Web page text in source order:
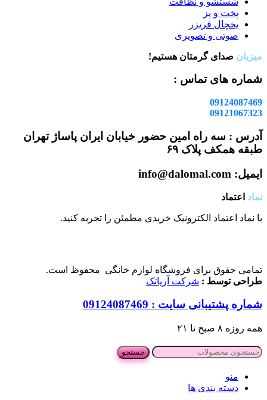
پخت و پز
یخچال فریزر
صوتی و تصویری
میزبان صدای گرمتان هستیم!
شماره های تماس :
09124087469
09121067323
آدرس : سه راه امین حضور خیابان ایران پاساژ تهران
طبقه همکف پلاک ۶۹
ایمیل: info@dalomal.com
نماد اعتماد
با نماد اعتماد الکترونیک خریدی مطمئن را تجربه کنید.
تمامی حقوق برای فروشگاه لوازم خانگی محفوظ است.
طراحی توسط : شرکت آریاتک
شماره پشتیبانی سایت : 09124087469
همه روزه ۸ صبح تا ۲۱
جستجو
منو
دسته بندی ها